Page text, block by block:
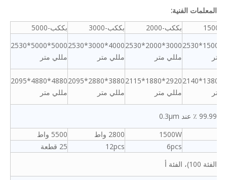
المعلمات الفنية:
بككب-2000 بككب-3000
بككب-5000
2000*1500*2530
متر
3000*2000*2530
مللي متر
4000*3000*2530
مللي متر
5000*5000*2530
مللي متر
1920*1380*2140
متر
2920*1880*2115
مللي متر
3880*2880*2095
مللي متر
4880*4880*2095
مللي متر
1500W 2800 واط
5500 واط
6pcs
12pcs
25 قطعة